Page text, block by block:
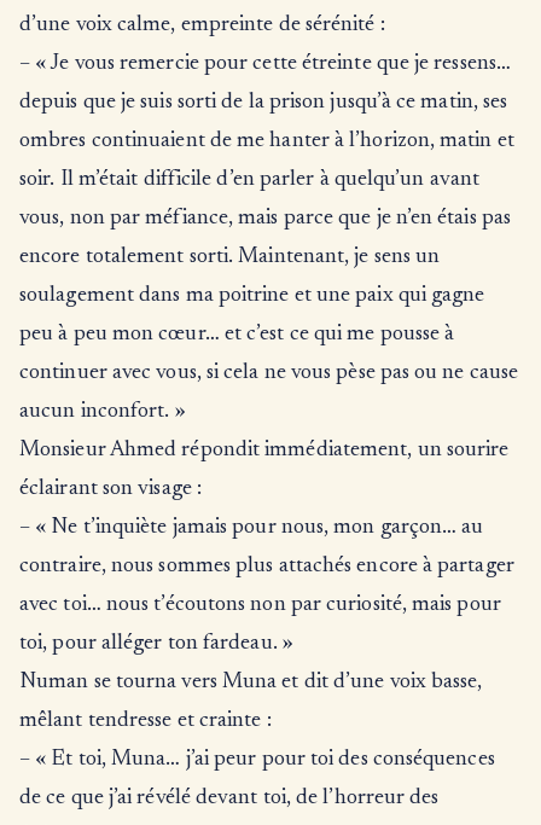
d’une voix calme, empreinte de sérénité :
– « Je vous remercie pour cette étreinte que je ressens…
depuis que je suis sorti de la prison jusqu’à ce matin, ses
ombres continuaient de me hanter à l’horizon, matin et
soir. Il m’était difficile d’en parler à quelqu’un avant
vous, non par méfiance, mais parce que je n’en étais pas
encore totalement sorti. Maintenant, je sens un
soulagement dans ma poitrine et une paix qui gagne
peu à peu mon cœur… et c’est ce qui me pousse à
continuer avec vous, si cela ne vous pèse pas ou ne cause
aucun inconfort. »
Monsieur Ahmed répondit immédiatement, un sourire
éclairant son visage :
– « Ne t’inquiète jamais pour nous, mon garçon… au
contraire, nous sommes plus attachés encore à partager
avec toi… nous t’écoutons non par curiosité, mais pour
toi, pour alléger ton fardeau. »
Numan se tourna vers Muna et dit d’une voix basse,
mêlant tendresse et crainte :
– « Et toi, Muna… j’ai peur pour toi des conséquences
de ce que j’ai révélé devant toi, de l’horreur des